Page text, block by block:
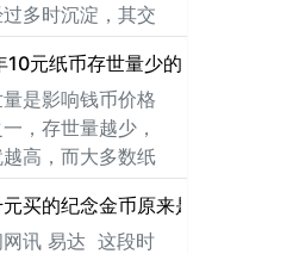
号
多时沉淀，其交
形成较大涨幅，
，第一、二套人
存世量稀少品种已
低迷，再次成为
注的亮点，然
元纸币存世量少的原因
影响钱币价格
，存世量越少，
高，而大多数纸
其存世量的判断
以发行数量的多
其实这种判断是
买的纪念金币原来是假货
网讯 易达 这段时